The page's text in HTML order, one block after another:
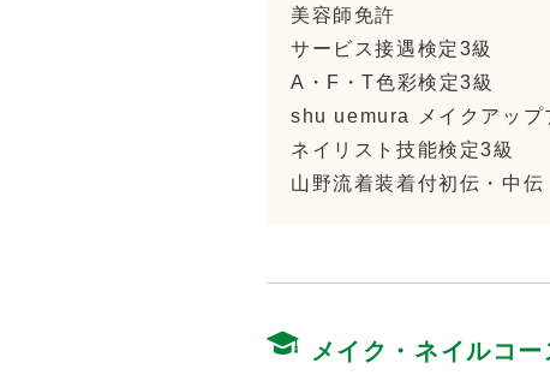
美容師免許
サービス接遇検定3級
A・F・T色彩検定3級
shu uemura メイクアップ
ネイリスト技能検定3級
山野流着装着付初伝・中伝
メイク・ネイルコー